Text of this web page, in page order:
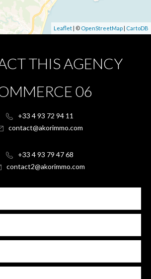
Leaflet | © OpenStreetMap | CartoDB
THIS AGENCY
06
+33 4 93 72 94 11
contact@akorimmo.com
+33 4 93 79 47 68
contact2@akorimmo.com